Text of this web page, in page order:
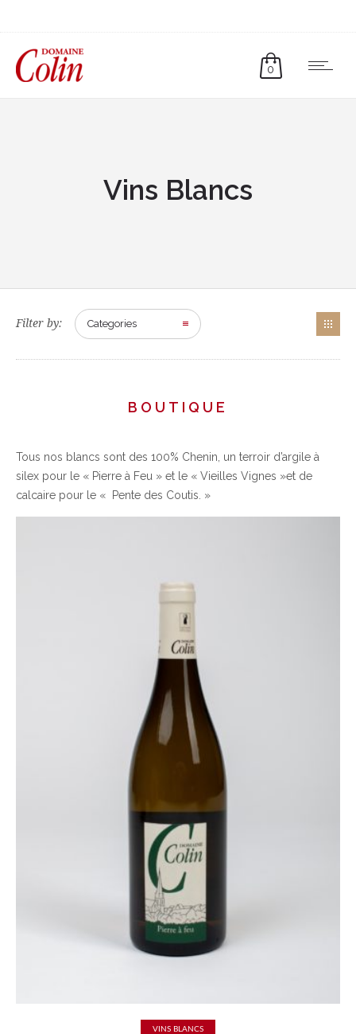
0
Vins Blancs
Filter by: Categories
BOUTIQUE
Tous nos blancs sont des 100% Chenin, un terroir d’argile à
silex pour le « Pierre à Feu » et le « Vieilles Vignes »et de
calcaire pour le « Pente des Coutis. »
Ajouter au panier
VINS BLANCS